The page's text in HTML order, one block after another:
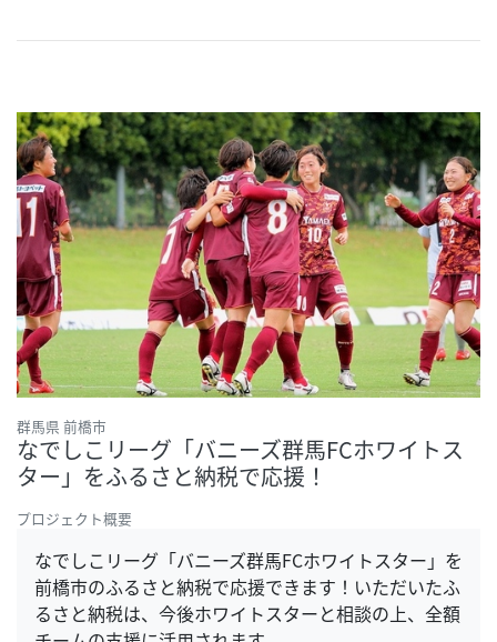
群馬県 前橋市
なでしこリーグ「バニーズ群馬FCホワイトス
ター」をふるさと納税で応援！
プロジェクト概要
なでしこリーグ「バニーズ群馬FCホワイトスター」を
前橋市のふるさと納税で応援できます！いただいたふ
るさと納税は、今後ホワイトスターと相談の上、全額